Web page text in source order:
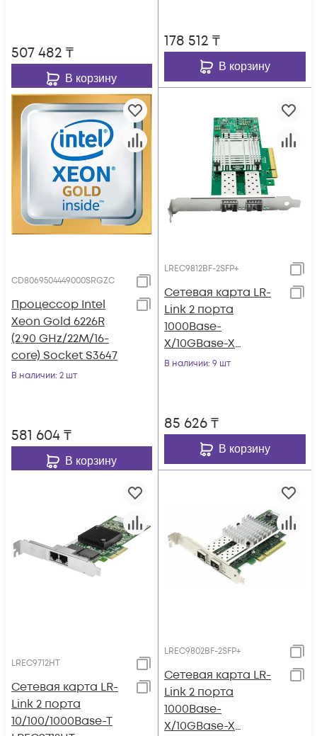
507 482 ₸
В корзину
178 512 ₸
В корзину
CD8069504449000SRGZC
Процессор Intel
Xeon Gold 6226R
(2.90 GHz/22M/16-
core) Socket S3647
В наличии: 2 шт
581 604₸
В корзину
LREC9812BF-2SFP+
Сетевая карта LR-
Link 2 порта
1000Base-
X/10GBase-X
LREC9812BF-2SFP+
В наличии: 9 шт
85 626₸
В корзину
LREC9712HT
Сетевая карта LR-
Link 2 порта
10/100/1000Base-T
LREC9802BF-2SFP+
Сетевая карта LR-
Link 2 порта
1000Base-
X/10GBase-X